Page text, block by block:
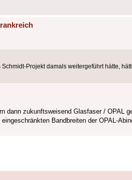
Projekt damals weitergeführt hätte,
dann zukunftsweisend Glasfaser / OPAL
Bandbreiten der OPAL-